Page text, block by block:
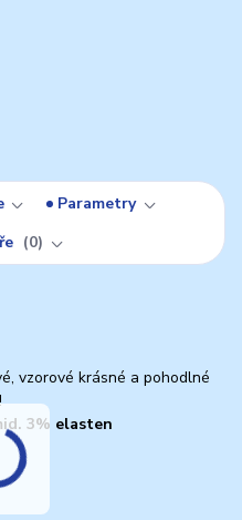
Parametry
0
vzorové krásné a pohodlné
3% elasten